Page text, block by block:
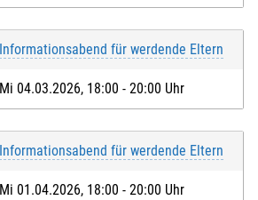
Informationsabend für werdende Eltern
Mi 04.03.2026, 18:00 - 20:00 Uhr
Informationsabend für werdende Eltern
Mi 01.04.2026, 18:00 - 20:00 Uhr